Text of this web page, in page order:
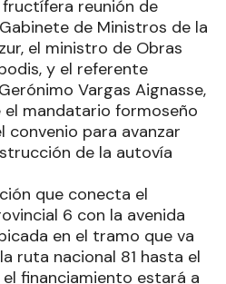
reunión de
de Ministros de la
el ministro de Obras
y el referente
Vargas Aignasse,
mandatario formoseño
para avanzar
de la autovía
que conecta el
6 con la avenida
en el tramo que va
ruta nacional 81 hasta el
financiamiento estará a